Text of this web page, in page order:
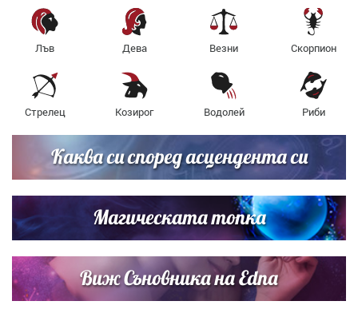
Лъв Дева Везни Скорпион
Стрелец Козирог Водолей Риби
Каква си според асцендента си
Магическата топка
Виж Съновника на Edna